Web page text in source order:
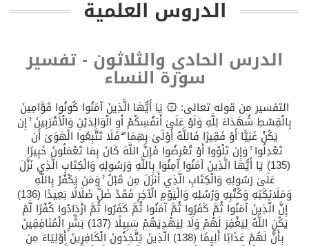
اﻟﺪﺭﻭﺱ اﻟﻌﻠﻤﻴﺔ
الدرس الحادي والثلاثون - تفسير
سورة النساء
التفسير من قوله تعالى: ۞ يَا أَيُّهَا الَّذِينَ آمَنُوا كُونُوا قَوَّامِينَ
بِالْقِسْطِ شُهَدَاءَ لِلَّهِ وَلَوْ عَلَىٰ أَنفُسِكُمْ أَوِ الْوَالِدَيْنِ وَالْأَقْرَبِينَ ۚ إِن
يَكُنْ غَنِيًّا أَوْ فَقِيرًا فَاللَّهُ أَوْلَىٰ بِهِمَا ۖ فَلَا تَتَّبِعُوا الْهَوَىٰ أَن
تَعْدِلُوا ۚ وَإِن تَلْوُوا أَوْ تُعْرِضُوا فَإِنَّ اللَّهَ كَانَ بِمَا تَعْمَلُونَ خَبِيرًا
(135) يَا أَيُّهَا الَّذِينَ آمَنُوا آمِنُوا بِاللَّهِ وَرَسُولِهِ وَالْكِتَابِ الَّذِي نَزَّلَ
عَلَىٰ رَسُولِهِ وَالْكِتَابِ الَّذِي أَنزَلَ مِن قَبْلُ ۚ وَمَن يَكْفُرْ بِاللَّهِ
وَمَلَائِكَتِهِ وَكُتُبِهِ وَرُسُلِهِ وَالْيَوْمِ الْآخِرِ فَقَدْ ضَلَّ ضَلَالًا بَعِيدًا (136)
إِنَّ الَّذِينَ آمَنُوا ثُمَّ كَفَرُوا ثُمَّ آمَنُوا ثُمَّ كَفَرُوا ثُمَّ ازْدَادُوا كُفْرًا لَّمْ
يَكُنِ اللَّهُ لِيَغْفِرَ لَهُمْ وَلَا لِيَهْدِيَهُمْ سَبِيلًا (137) بَشِّرِ الْمُنَافِقِينَ
بِأَنَّ لَهُمْ عَذَابًا أَلِيمًا (138) الَّذِينَ يَتَّخِذُونَ الْكَافِرِينَ أَوْلِيَاءَ مِن